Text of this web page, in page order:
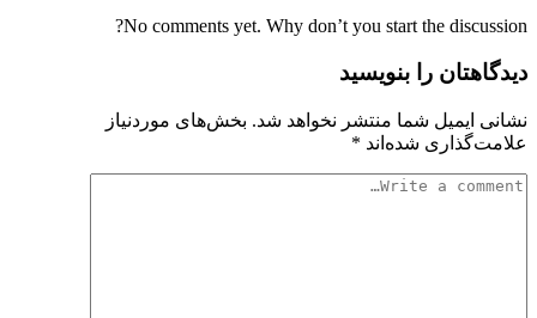
No comments yet. Why don’t you start the discussion?
دیدگاهتان را بنویسید
نشانی ایمیل شما منتشر نخواهد شد. بخش‌های موردنیاز
علامت‌گذاری شده‌اند *